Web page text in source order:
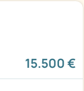
15.500 €